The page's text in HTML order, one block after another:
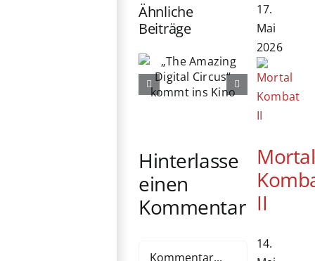
Ähnliche
Beiträge
76. Berlinale
eröffnet:
Michelle
Yeoh erhält
Hinterlasse
einen
Kommentar
17.
Mai
2026
Mortal
II
14.